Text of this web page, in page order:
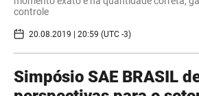
controle
20.08.2019 | 20:59 (UTC -3)
Simpósio SAE BRASIL